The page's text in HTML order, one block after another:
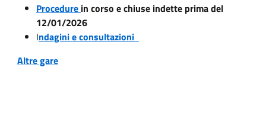
Procedure in corso e chiuse indette prima del
12/01/2026
Indagini e consultazioni
Altre gare